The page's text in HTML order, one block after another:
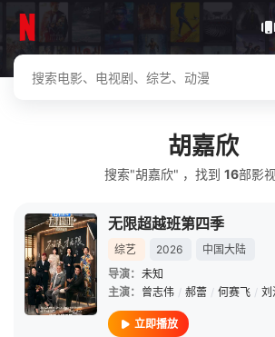
下载客户端
我的观影记录
胡嘉欣
搜索"胡嘉欣" ，找到 16部影
无限超越班第四季
综艺 2026
中国大陆
导演： 未知
主演： 曾志伟 / 郝蕾 / 何赛飞 / 刘
立即播放